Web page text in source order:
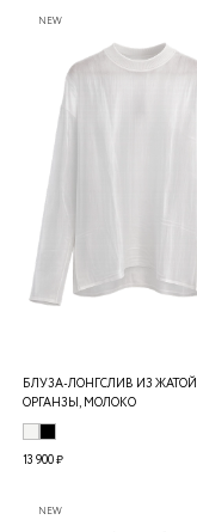
NEW
БЛУЗА-ЛОНГСЛИВ ИЗ ЖАТОЙ
ОРГАНЗЫ, МОЛОКО
13 900 ₽
NEW